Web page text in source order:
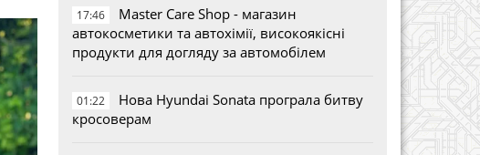
17:46
Master Care Shop - магазин
автокосметики та автохімії, високоякісні
продукти для догляду за автомобілем
01:22
Нова Hyundai Sonata програла битву
кросоверам